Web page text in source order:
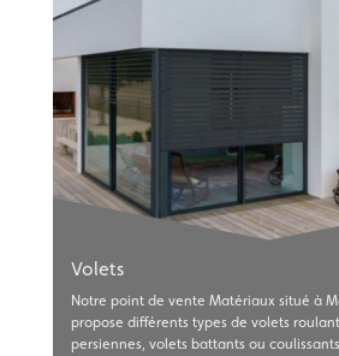
Volets
Notre point de vente Matériaux situé à
propose différents types de volets
persiennes, volets battants ou